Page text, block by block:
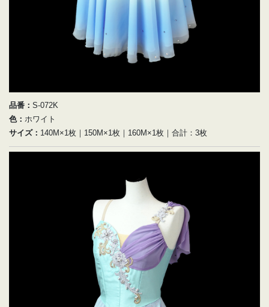
品番： S-072K
色： ホワイト
サイズ： 140M×1枚｜150M×1枚｜160M×1枚｜合計：3枚